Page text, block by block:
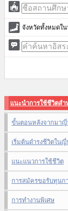
จังหวัดทั้งหมดใ
แนะนำการใช้ชีวิตส
ขั้นตอนหลังจากมาญี่
เริ่มต้นดำรงชีวิตใน
แนะแนวการใช้ชีวิต
การสมัครขอรับทุนก
การทำงานพิเศษ